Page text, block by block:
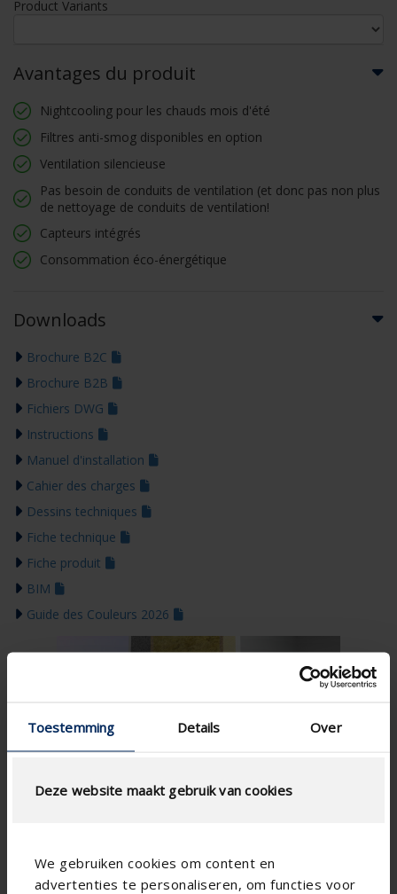
Toestemming Details Over
Deze website maakt gebruik van cookies
We gebruiken cookies om content en
advertenties te personaliseren, om functies voor
Product Variants
Avantages du produit
Nightcooling pour les chauds mois d'été
Filtres anti-smog disponibles en option
Ventilation silencieuse
Pas besoin de conduits de ventilation (et donc pas non plus
de nettoyage de conduits de ventilation!
Capteurs intégrés
Consommation éco-énergétique
Downloads
Brochure B2C
Brochure B2B
Fichiers DWG
Instructions
Manuel d'installation
Cahier des charges
Dessins techniques
Fiche technique
Fiche produit
BIM
Guide des Couleurs 2026